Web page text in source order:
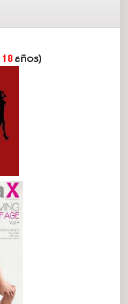
18años)